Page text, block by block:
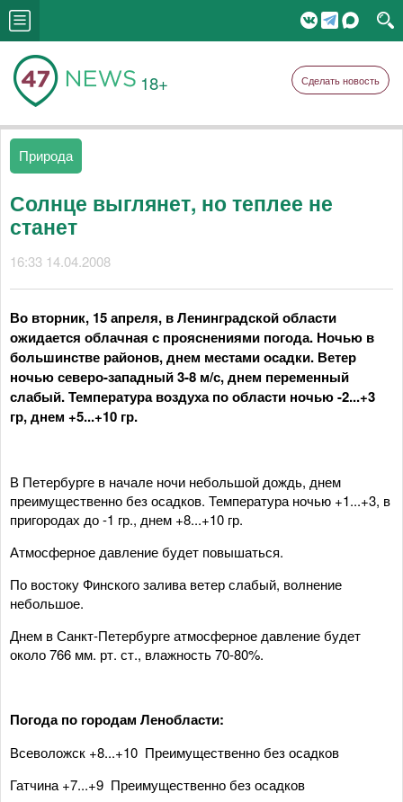
18+ Сделать новость
Природа
Солнце выглянет, но теплее не
станет
16:33 14.04.2008
Во вторник, 15 апреля, в Ленинградской области
ожидается облачная с прояснениями погода. Ночью в
большинстве районов, днем местами осадки. Ветер
ночью северо-западный 3-8 м/с, днем переменный
слабый. Температура воздуха по области ночью -2...+3
гр, днем +5...+10 гр.
В Петербурге в начале ночи небольшой дождь, днем
преимущественно без осадков. Температура ночью +1...+3, в
пригородах до -1 гр., днем +8...+10 гр.
Атмосферное давление будет повышаться.
По востоку Финского залива ветер слабый, волнение
небольшое.
Днем в Санкт-Петербурге атмосферное давление будет
около 766 мм. рт. ст., влажность 70-80%.
Погода по городам Ленобласти:
Всеволожск +8...+10 Преимущественно без осадков
Гатчина +7...+9 Преимущественно без осадков